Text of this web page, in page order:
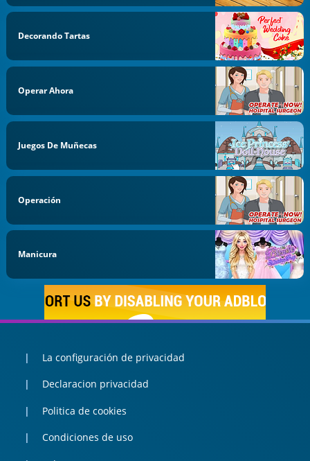
Decorando Tartas
Operar Ahora
Juegos De Muñecas
Operación
Manicura
La configuración de privacidad
Declaracion privacidad
Politica de cookies
Condiciones de uso